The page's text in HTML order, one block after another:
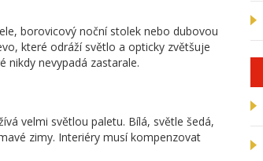
borovicový noční stolek nebo dubovou
které odráží světlo a opticky zvětšuje
nikdy nevypadá zastarale.
velmi světlou paletu. Bílá, světle šedá,
zimy. Interiéry musí kompenzovat